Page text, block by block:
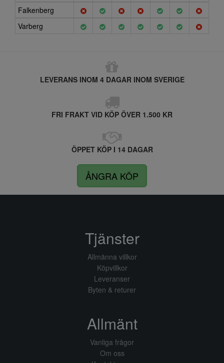
Falkenberg
Varberg
LEVERANS INOM 4 DAGAR INOM SVERIGE
FRI FRAKT VID KÖP ÖVER 1.500 KR
ÖPPET KÖP I 14 DAGAR
ÅNGRA KÖP
Tjänster
Allmänna villkor
Köpvillkor
Leveranser
Byten & returer
Allmänt
Vanliga frågor
Om oss